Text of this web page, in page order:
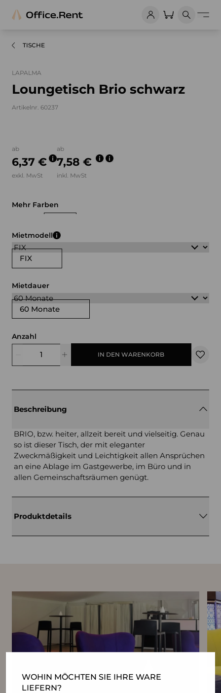
WOHIN MÖCHTEN SIE IHRE WARE
LIEFERN?
TISCHE
LAPALMA
Loungetisch Brio schwarz
Artikelnr. 60237
ab
6,37 €
exkl. MwSt
ab
7,58 €
inkl. MwSt
Mehr Farben
FIX
Mietmodell
60 Monate
Mietdauer
Anzahl
IN DEN WARENKORB
Beschreibung
BRIO, bzw. heiter, allzeit bereit und vielseitig. Genau
so ist dieser Tisch, der mit eleganter
Zweckmäßigkeit und Leichtigkeit allen Ansprüchen
an eine Ablage im Gastgewerbe, im Büro und in
allen Gemeinschaftsräumen genügt.
Produktdetails